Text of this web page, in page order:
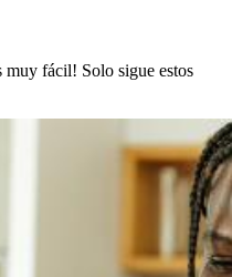
muy fácil! Solo sigue estos